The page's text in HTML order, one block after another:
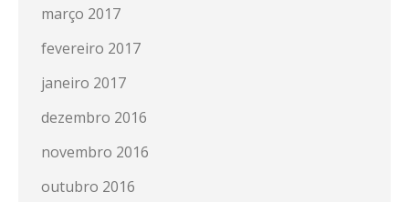
março 2017
fevereiro 2017
janeiro 2017
dezembro 2016
novembro 2016
outubro 2016